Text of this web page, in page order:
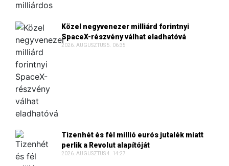
Közel negyvenezer milliárd forintnyi
SpaceX-részvény válhat eladhatóvá
2026. AUGUSZTUS 5. 06:35
Tizenhét és fél millió eurós jutalék miatt
perlik a Revolut alapítóját
2026. AUGUSZTUS 4. 14:27